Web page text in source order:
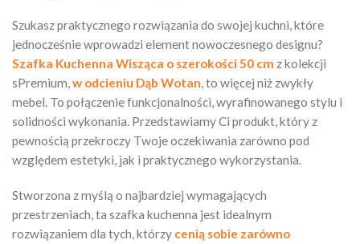
Szukasz praktycznego rozwiązania do swojej kuchni, które
jednocześnie wprowadzi element nowoczesnego designu?
Szafka Kuchenna Wisząca o szerokości 50 cm z kolekcji
sPremium, w odcieniu Dąb Wotan , to więcej niż zwykły
mebel. To połączenie funkcjonalności, wyrafinowanego stylu i
solidności wykonania. Przedstawiamy Ci produkt, który z
pewnością przekroczy Twoje oczekiwania zarówno pod
względem estetyki, jak i praktycznego wykorzystania.
Stworzona z myślą o najbardziej wymagających
przestrzeniach, ta szafka kuchenna jest idealnym
rozwiązaniem dla tych, którzy cenią sobie zarówno